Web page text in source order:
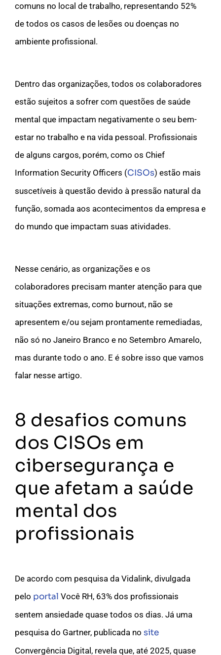
comuns no local de trabalho, representando 52%
de todos os casos de lesões ou doenças no
ambiente profissional.
Dentro das organizações, todos os colaboradores
estão sujeitos a sofrer com questões de saúde
mental que impactam negativamente o seu bem-
estar no trabalho e na vida pessoal. Profissionais
de alguns cargos, porém, como os Chief
Information Security Officers (CISOs) estão mais
suscetíveis à questão devido à pressão natural da
função, somada aos acontecimentos da empresa e
do mundo que impactam suas atividades.
Nesse cenário, as organizações e os
colaboradores precisam manter atenção para que
situações extremas, como burnout, não se
apresentem e/ou sejam prontamente remediadas,
não só no Janeiro Branco e no Setembro Amarelo,
mas durante todo o ano. E é sobre isso que vamos
falar nesse artigo.
8 desafios comuns
dos CISOs em
cibersegurança e
que afetam a saúde
mental dos
profissionais
De acordo com pesquisa da Vidalink, divulgada
pelo portal Você RH, 63% dos profissionais
sentem ansiedade quase todos os dias. Já uma
pesquisa do Gartner, publicada no site
Convergência Digital, revela que, até 2025, quase